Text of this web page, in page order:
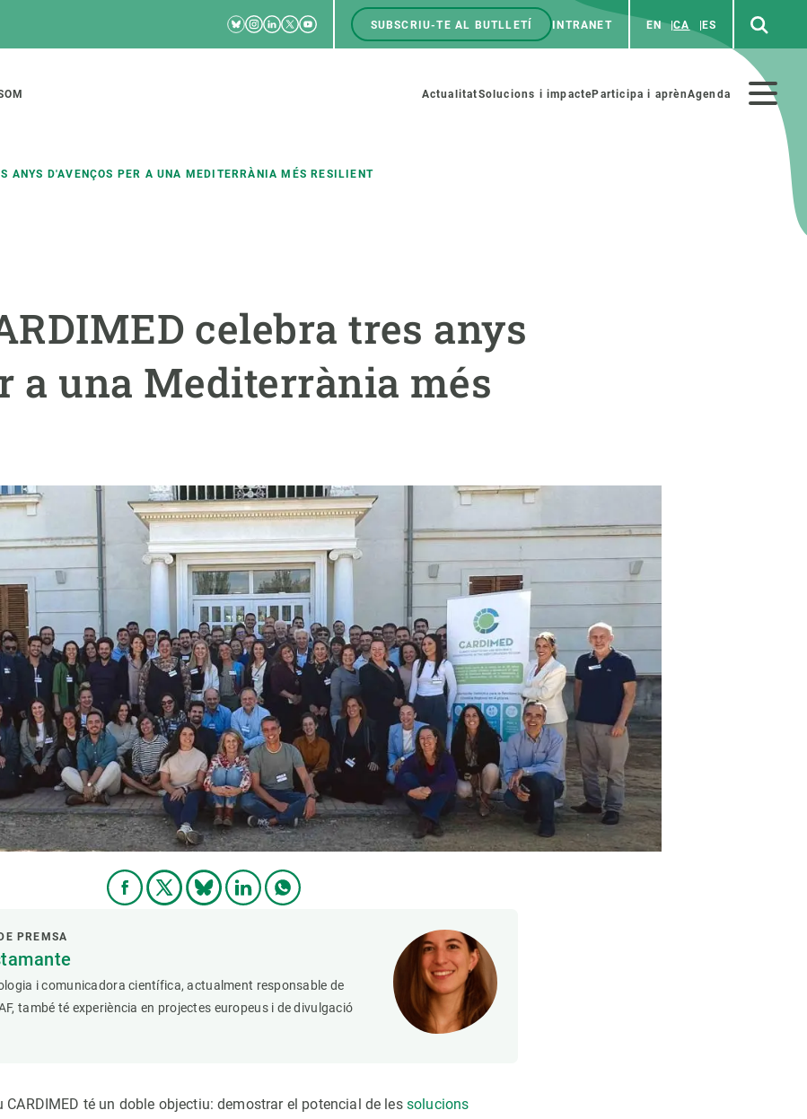
RRSS
Bluesky
Instagram
Linkedin
TwitterYoutube
Menú
SUBSCRIU-TE AL BUTLLETÍ INTRANET EN CA ES
Menú
ActualitatSolucions i impacteParticipa i aprènAgenda
ANYS D'AVENÇOS PER A UNA MEDITERRÀNIA MÉS RESILIENT
celebra tres anys
a una Mediterrània més
PREMSA
i comunicadora científica, actualment responsable de
també té experiència en projectes europeus i de divulgació
CARDIMED té un doble objectiu: demostrar el potencial de les solucions
ecosistemes
Solucions
Política i gestió
Oportunitats acadèmiques
Demana la teva beca ERC
Un lloc on créixer
Desenvolupament de carrera
Seminaris i activitats internes
T’oferim formació
Fes ciència amb nosaltres
Materials educatius
COL·LABORA